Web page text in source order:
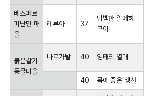
베스페르
피난민 마
을
레루아 37
담백한 알메하
구이
붉은갈기
동굴마을
나르가탈 40 잉태의 열매
40 몸에 좋은 생선